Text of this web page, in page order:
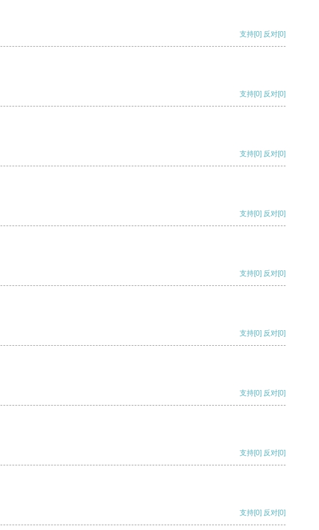
支持[0] 反对[0]
支持[0] 反对[0]
支持[0] 反对[0]
支持[0] 反对[0]
支持[0] 反对[0]
支持[0] 反对[0]
支持[0] 反对[0]
支持[0] 反对[0]
支持[0] 反对[0]